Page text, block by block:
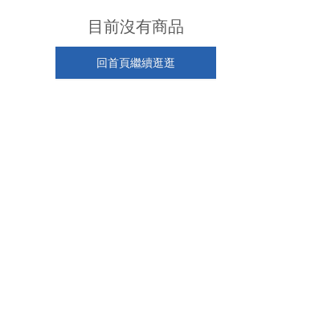
目前沒有商品
回首頁繼續逛逛